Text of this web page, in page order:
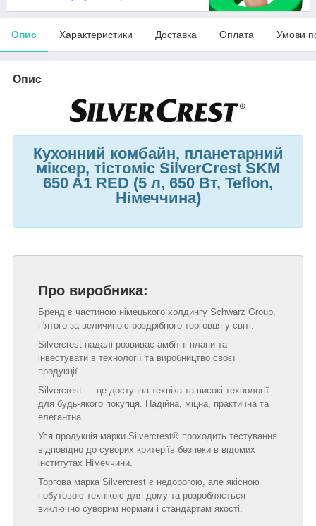
Опис Характеристики Доставка Оплата Умови
Опис
Кухонний комбайн, планетарний
міксер, тістоміс SilverCrest SKM
650 A1 RED (5 л, 650 Вт, Teflon,
Німеччина)
Про виробника:
Бренд є частиною німецького холдингу Schwarz Group,
п'ятого за величиною роздрібного торговця у світі.
Silvercrest надалі розвиває амбітні плани та
інвестувати в технології та виробництво своєї
продукції.
Silvercrest — це доступна техніка та високі технології
для будь-якого покупця. Надійна, міцна, практична та
елегантна.
Уся продукція марки Silvercrest® проходить тестування
відповідно до суворих критеріїв безпеки в відомих
інститутах Німеччини.
Торгова марка Silvercrest є недорогою, але якісною
побутовою технікою для дому та розробляється
виключно суворим нормам і стандартам якості.